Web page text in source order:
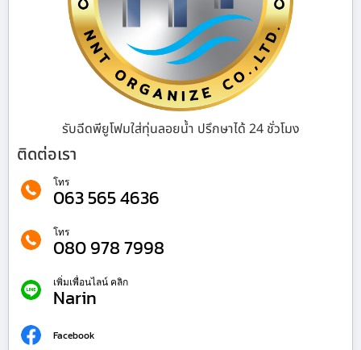
รับฉีดพียูโฟมใส่ทุ่นลอยน้ำ ปรึกษาได้ 24 ชั่วโมง
ติดต่อเรา
โทร
063 565 4636
โทร
080 978 7998
เพิ่มเพื่อนไลน์ คลิก
Narin
Facebook